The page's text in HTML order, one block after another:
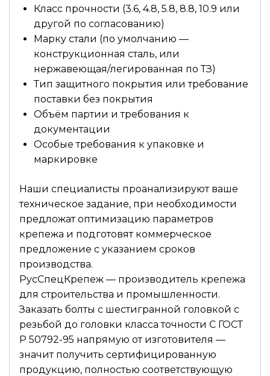
Класс прочности (3.6, 4.8, 5.8, 8.8, 10.9 или
другой по согласованию)
Марку стали (по умолчанию —
конструкционная сталь, или
нержавеющая/легированная по ТЗ)
Тип защитного покрытия или требование
поставки без покрытия
Объём партии и требования к
документации
Особые требования к упаковке и
маркировке
Наши специалисты проанализируют ваше
техническое задание, при необходимости
предложат оптимизацию параметров
крепежа и подготовят коммерческое
предложение с указанием сроков
производства.
РусСпецКрепеж — производитель крепежа
для строительства и промышленности.
Заказать болты с шестигранной головкой с
резьбой до головки класса точности С ГОСТ
Р 50792-95 напрямую от изготовителя —
значит получить сертифицированную
продукцию, полностью соответствующую